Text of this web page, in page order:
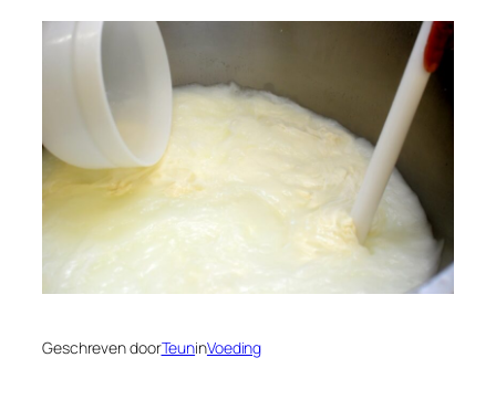
Geschreven doorTeuninVoeding